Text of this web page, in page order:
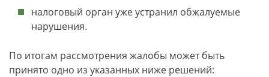
налоговый орган уже устранил обжалуемые
нарушения.
По итогам рассмотрения жалобы может быть
принято одно из указанных ниже решений: